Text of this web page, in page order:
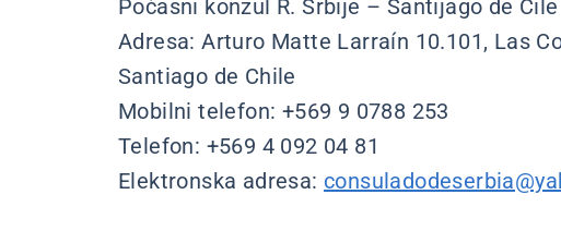
Počasni konzul R. Srbije – Santijago de Čile
Adresa: Arturo Matte Larraín 10.101, Las
Santiago de Chile
Mobilni telefon: +569 9 0788 253
Telefon: +569 4 092 04 81
Elektronska adresa: